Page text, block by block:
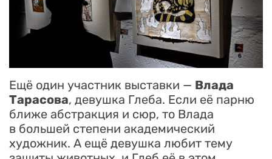
Ещё один участник выставки — Влада
Тарасова, девушка Глеба. Если её парню
ближе абстракция и сюр, то Влада
в большей степени академический
художник. А ещё девушка любит тему